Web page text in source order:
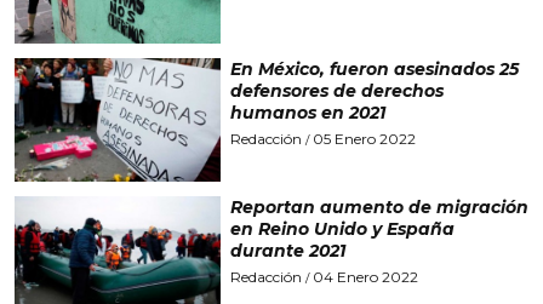
En México, fueron asesinados 25
defensores de derechos
humanos en 2021
Redacción / 05 Enero 2022
Reportan aumento de migración
en Reino Unido y España
durante 2021
Redacción / 04 Enero 2022